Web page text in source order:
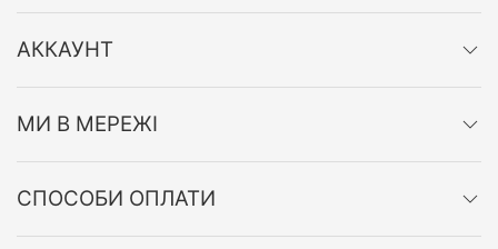
АККАУНТ
МИ В МЕРЕЖІ
СПОСОБИ ОПЛАТИ